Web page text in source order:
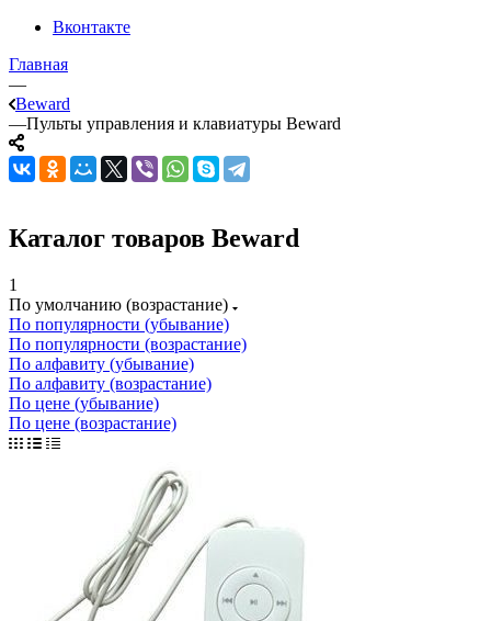
Вконтакте
Главная
—
Beward
—Пульты управления и клавиатуры Beward
Каталог товаров Beward
1
По умолчанию (возрастание)
По популярности (убывание)
По популярности (возрастание)
По алфавиту (убывание)
По алфавиту (возрастание)
По цене (убывание)
По цене (возрастание)